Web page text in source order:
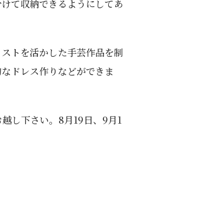
て収納できるようにしてあ
トを活かした手芸作品を制
ドレス作りなどができま
し下さい。8月19日、9月1